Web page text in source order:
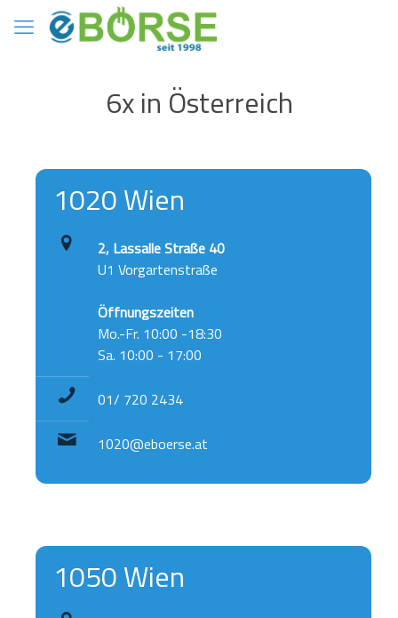
6x in Österreich
1020 Wien
2, Lassalle Straße 40
U1 Vorgartenstraße
Öffnungszeiten
Mo.-Fr. 10:00 -18:30
Sa. 10:00 - 17:00
01/ 720 2434
1020@eboerse.at
1050 Wien